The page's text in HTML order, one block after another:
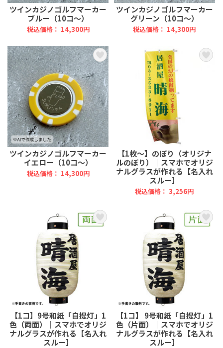
ツインカジノゴルフマーカー
ブルー（10コ～）
税込価格： 14,300円
ツインカジノゴルフマーカー
グリーン（10コ～）
税込価格： 14,300円
ツインカジノゴルフマーカー
イエロー（10コ～）
税込価格： 14,300円
【1枚～】のぼり（オリジナ
ルのぼり）｜スマホでオリジ
ナルグラスが作れる【名入れ
スルー】
税込価格： 3,256円
【1コ】9号和紙「白提灯」1
色（両面）｜スマホでオリジ
ナルグラスが作れる【名入れ
スルー】
【1コ】 9号和紙「白提灯」1
色（片面）｜スマホでオリジ
ナルグラスが作れる【名入れ
スルー】